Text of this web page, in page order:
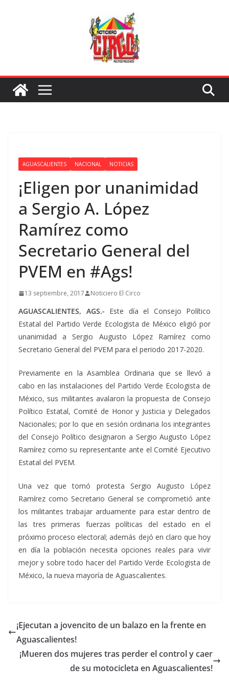
AGUASCALIENTES NACIONAL NOTICIAS
¡Eligen por unanimidad
a Sergio A. López
Ramírez como
Secretario General del
PVEM en #Ags!
13 septiembre, 2017 Noticiero El Circo
AGUASCALIENTES, AGS.- Este día el Consejo Político
Estatal del Partido Verde Ecologista de México eligió por
unanimidad a Sergio Augusto López Ramírez como
Secretario General del PVEM para el periodo 2017-2020.
Previamente en la Asamblea Ordinaria que se llevó a
cabo en las instalaciones del Partido Verde Ecologista de
México, sus militantes avalaron la propuesta de Consejo
Político Estatal, Comité de Honor y Justicia y Delegados
Nacionales; por lo que en sesión ordinaria los integrantes
del Consejo Político designaron a Sergio Augusto López
Ramírez como su representante ante el Comité Ejecutivo
Estatal del PVEM.
Una vez que tomó protesta Sergio Augusto López
Ramírez como Secretario General se comprometió ante
los militantes trabajar arduamente para estar dentro de
las tres primeras fuerzas políticas del estado en el
próximo proceso electoral; además dejó en claro que hoy
en día la población necesita opciones reales para vivir
mejor y sobre todo hacer del Partido Verde Ecologista de
México, la nueva mayoría de Aguascalientes.
¡Ejecutan a jovencito de un balazo en la frente en
Aguascalientes!
¡Mueren dos mujeres tras perder el control y caer
de su motocicleta en Aguascalientes!